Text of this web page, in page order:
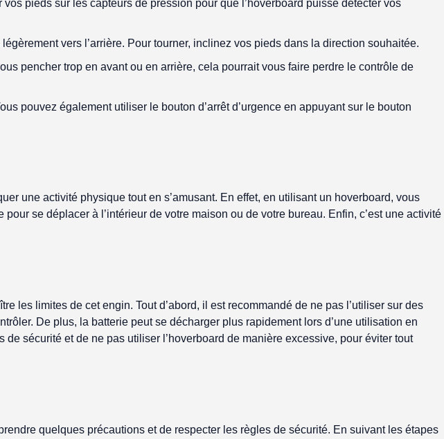
pieds sur les capteurs de pression pour que l’hoverboard puisse détecter vos
vers l’arrière. Pour tourner, inclinez vos pieds dans la direction souhaitée.
pencher trop en avant ou en arrière, cela pourrait vous faire perdre le contrôle de
pouvez également utiliser le bouton d’arrêt d’urgence en appuyant sur le bouton
une activité physique tout en s’amusant. En effet, en utilisant un hoverboard, vous
se déplacer à l’intérieur de votre maison ou de votre bureau. Enfin, c’est une activité
les limites de cet engin. Tout d’abord, il est recommandé de ne pas l’utiliser sur des
De plus, la batterie peut se décharger plus rapidement lors d’une utilisation en
sécurité et de ne pas utiliser l’hoverboard de manière excessive, pour éviter tout
quelques précautions et de respecter les règles de sécurité. En suivant les étapes